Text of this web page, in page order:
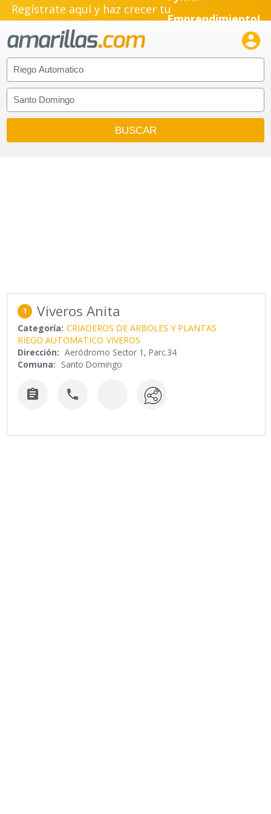
Regístrate aquí y haz crecer tuEmprendimiento!

1 Viveros Anita
Categoría: CRIADEROS DE ARBOLES Y PLANTAS
RIEGO AUTOMATICO VIVEROS
Dirección: Aeródromo Sector 1, Parc.34
Comuna: Santo Domingo
 